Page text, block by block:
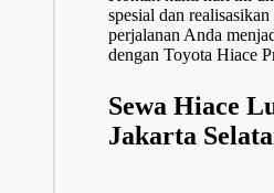
spesial dan realisasikan
perjalanan Anda
dengan Toyota Hiace
Sewa Hiace
Jakarta